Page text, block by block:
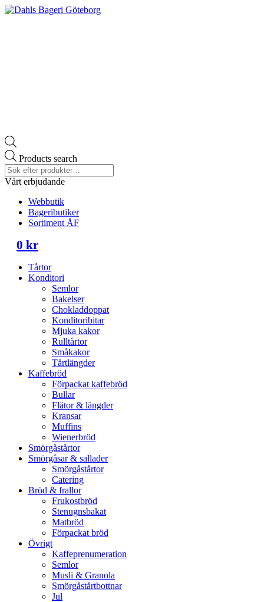
Products search
Vårt erbjudande
Webbutik
Bageributiker
Sortiment ÅF
0 kr
Tårtor
Konditori
Semlor
Bakelser
Chokladdoppat
Konditoribitar
Mjuka kakor
Rulltårtor
Småkakor
Tårtlängder
Kaffebröd
Förpackat kaffebröd
Bullar
Flätor & längder
Kransar
Muffins
Wienerbröd
Smörgåstårtor
Smörgåsar & sallader
Smörgåstårtor
Catering
Bröd & frallor
Frukostbröd
Stenugnsbakat
Matbröd
Förpackat bröd
Övrigt
Kaffeprenumeration
Semlor
Musli & Granola
Smörgåstårtbottnar
Jul